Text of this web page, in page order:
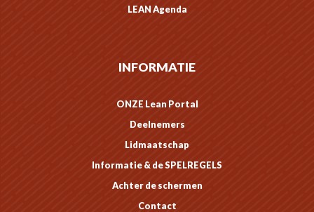
LEAN Agenda
INFORMATIE
ONZE Lean Portal
Deelnemers
Lidmaatschap
Informatie & de SPELREGELS
Achter de schermen
Contact